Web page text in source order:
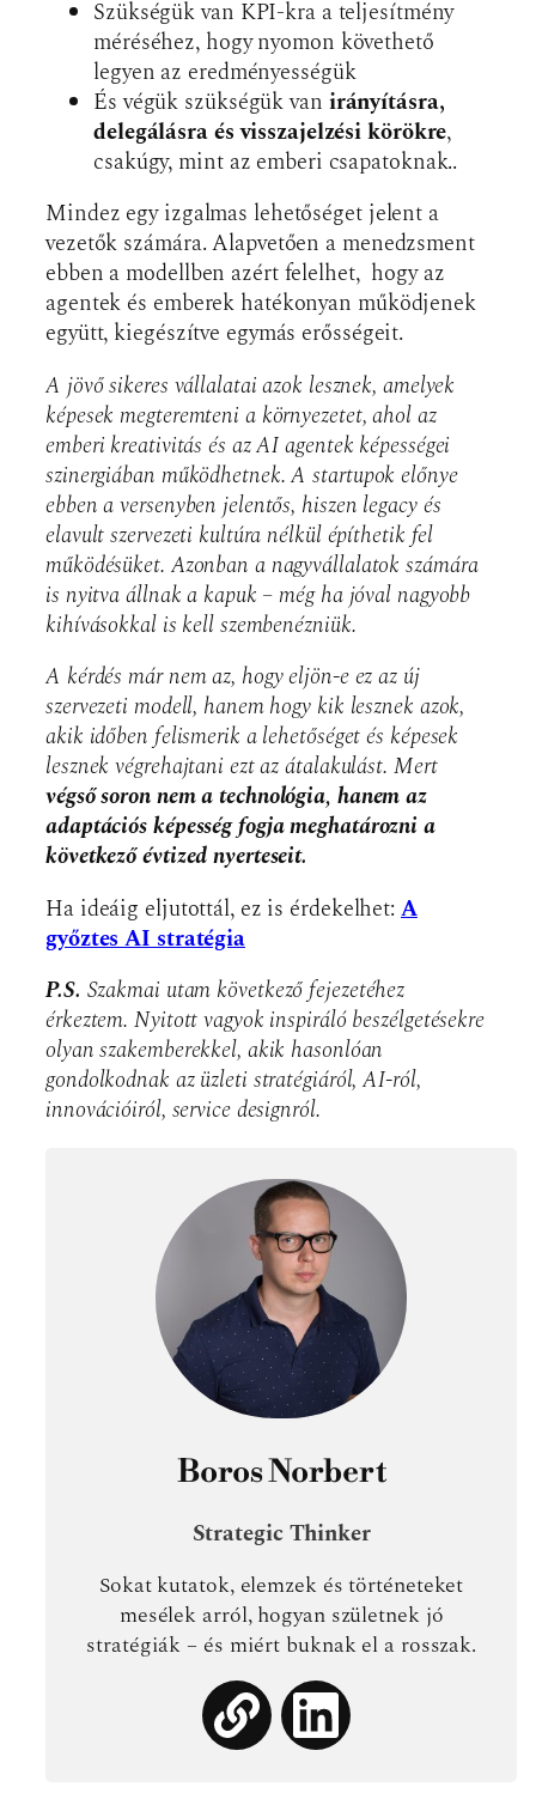
Szükségük van KPI-kra a teljesítmény
méréséhez, hogy nyomon követhető
legyen az eredményességük
És végük szükségük van irányításra,
delegálásra és visszajelzési körökre,
csakúgy, mint az emberi csapatoknak..
Mindez egy izgalmas lehetőséget jelent a
vezetők számára. Alapvetően a menedzsment
ebben a modellben azért felelhet, hogy az
agentek és emberek hatékonyan működjenek
együtt, kiegészítve egymás erősségeit.
A jövő sikeres vállalatai azok lesznek, amelyek
képesek megteremteni a környezetet, ahol az
emberi kreativitás és az AI agentek képességei
szinergiában működhetnek.A startupok előnye
ebben a versenyben jelentős, hiszen legacy és
elavult szervezeti kultúra nélkül építhetik fel
működésüket. Azonban a nagyvállalatok számára
is nyitva állnak a kapuk – még ha jóval nagyobb
kihívásokkal is kell szembenézniük.
A kérdés már nem az, hogy eljön-e ez az új
szervezeti modell, hanem hogy kik lesznek azok,
akik időben felismerik a lehetőséget és képesek
lesznek végrehajtani ezt az átalakulást. Mert
végső soron nem a technológia, hanem az
adaptációs képesség fogja meghatározni a
következő évtized nyerteseit.
Ha ideáig eljutottál, ez is érdekelhet: A
győztes AI stratégia
P.S. Szakmai utam következő fejezetéhez
érkeztem. Nyitott vagyok inspiráló beszélgetésekre
olyan szakemberekkel, akik hasonlóan
gondolkodnak az üzleti stratégiáról, AI-ról,
innovációiról, service designról.
Boros Norbert
Strategic Thinker
Sokat kutatok, elemzek és történeteket
mesélek arról, hogyan születnek jó
stratégiák – és miért buknak el a rosszak.